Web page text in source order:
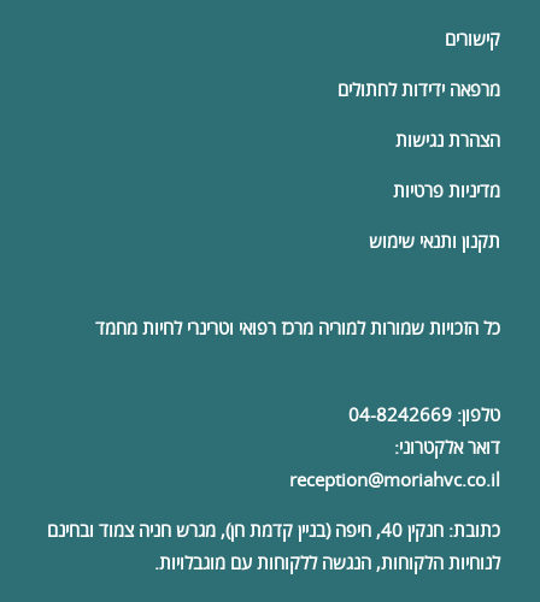
קישורים
מרפאה ידידות לחתולים
הצהרת נגישות
מדיניות פרטיות
תקנון ותנאי שימוש
כל הזכויות שמורות למוריה מרכז רפואי וטרינרי לחיות מחמד
טלפון:04-8242669
דואר אלקטרוני:
reception@moriahvc.co.il
כתובת:
חנקין 40, חיפה (בניין קדמת חן), מגרש חניה צמוד ובחינם
לנוחיות הלקוחות, הנגשה ללקוחות עם מוגבלויות.